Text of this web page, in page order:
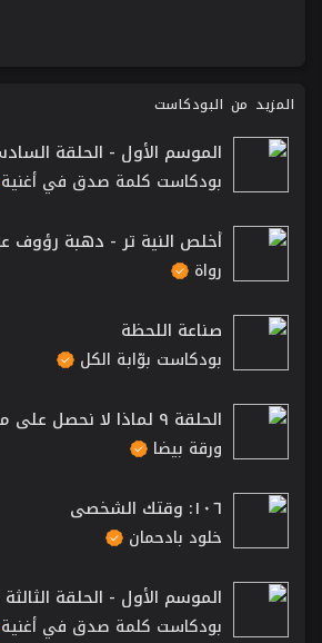
المزيد من البودكاست
بودكاست كلمة صدق في أغنية
أخلص النية تر - دهبة رؤوف
رواة
صناعة اللحظة
بودكاست بوّابة الكل
الحلقة ٩ لماذا لا نحصل على ما نستحق
ورقة بيضا
١٠٦: وقتك الشخصي
خلود بادحمان
بودكاست كلمة صدق في أغنية